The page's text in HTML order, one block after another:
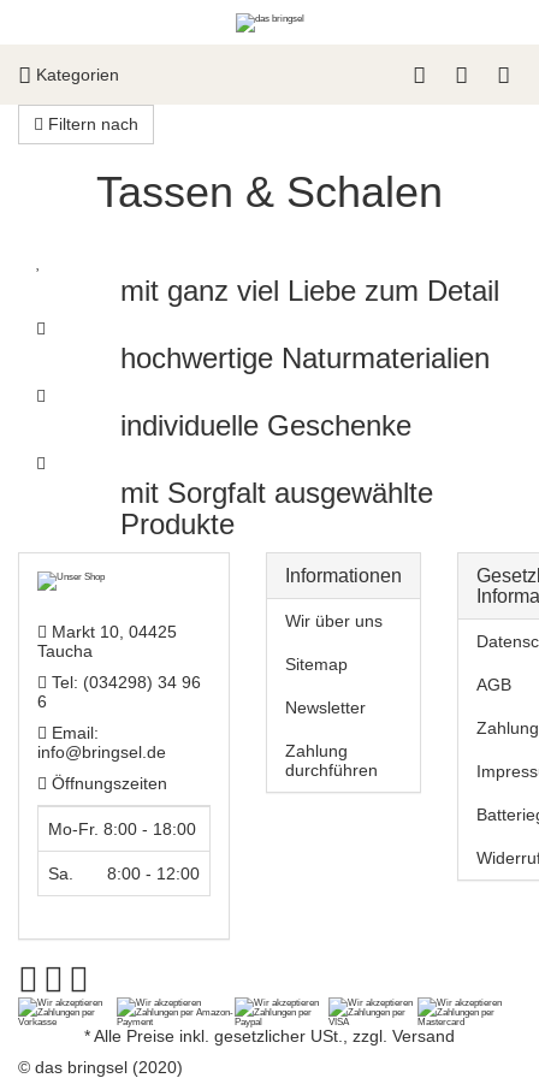
Kategorien
Filtern nach
Tassen & Schalen
mit ganz viel Liebe zum Detail
hochwertige Naturmaterialien
individuelle Geschenke
mit Sorgfalt ausgewählte
Produkte
Markt 10, 04425
Taucha
Tel: (034298) 34 96
6
Email:
info@bringsel.de
Öffnungszeiten
Mo-Fr. 8:00 - 18:00
Sa. 8:00 - 12:00
Informationen
Wir über uns
Sitemap
Newsletter
Zahlung
durchführen
AGB
*Alle Preise inkl. gesetzlicher USt., zzgl. Versand
© das bringsel (2020)